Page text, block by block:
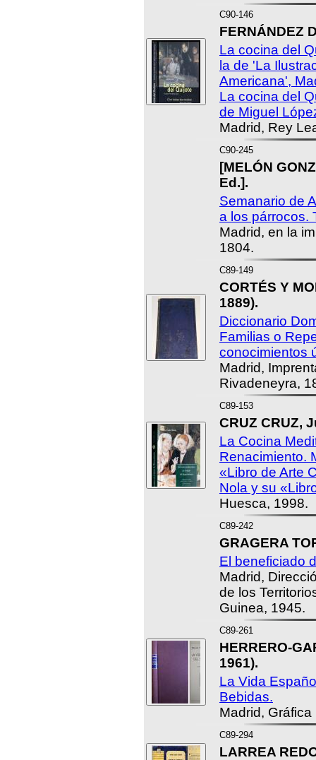
C90-146
FERNÁNDEZ
La cocina del
la de 'La
Americana',
La cocina del
de Miguel
Madrid, Rey
C90-245
[MELÓN
Ed.].
Semanario de
a los párrocos.
Madrid, en la
1804.
C89-149
CORTÉS Y
1889).
Diccionario
Familias o
conocimientos
Madrid,
Rivadeneyra,
C89-153
CRUZ CRUZ,
La Cocina
Renacimiento.
«Libro de Arte
Nola y su
Huesca, 1998.
C89-242
GRAGERA
El beneficiado
Madrid,
de los
Guinea, 1945.
C89-261
HERRERO-
1961).
La Vida
Bebidas.
Madrid,
C89-294
LARREA